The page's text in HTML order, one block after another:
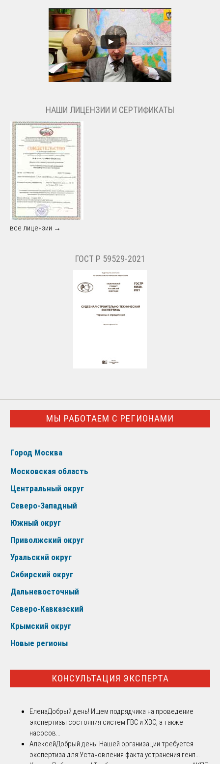
НАШИ ЛИЦЕНЗИИ И СЕРТИФИКАТЫ
все лицензии →
ГОСТ Р 59529-2021
МЫ РАБОТАЕМ С РЕГИОНАМИ
Город Москва
Московская область
Центральный округ
Северо-Западный
Южный округ
Приволжский округ
Уральский округ
Сибирский округ
Дальневосточный
Северо-Кавказский
Крымский округ
Новые регионы
КОНСУЛЬТАЦИЯ ЭКСПЕРТА
ЕленаДобрый день! Ищем подрядчика на проведение
экспертизы состояния систем ГВС и ХВС, а также
насосов...
АлексейДобрый день! Нашей организации требуется
экспертиза для:Установления факта устранения генп...